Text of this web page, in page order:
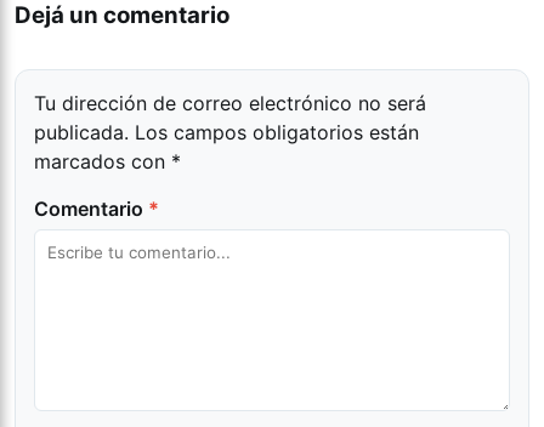
Dejá un comentario
Tu dirección de correo electrónico no será
publicada. Los campos obligatorios están
marcados con *
Comentario *